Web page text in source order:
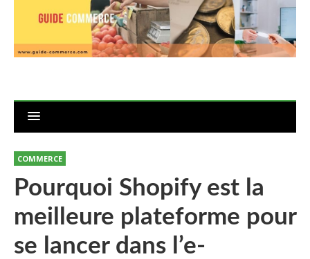
COMMERCE
Pourquoi Shopify est la
meilleure plateforme pour
se lancer dans l’e-